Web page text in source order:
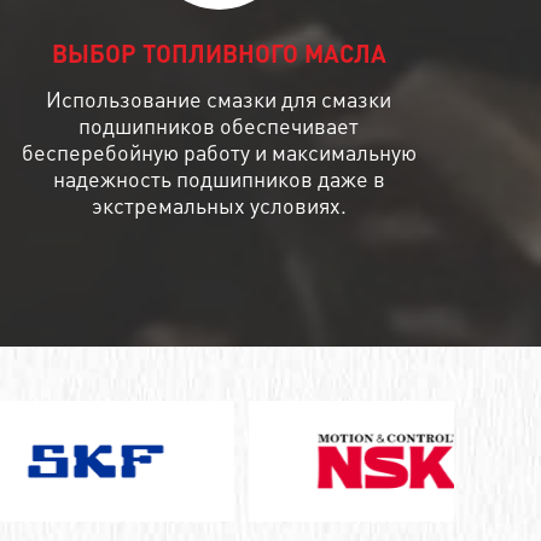
ВЫБОР ТОПЛИВНОГО МАСЛА
Использование смазки для смазки
подшипников обеспечивает
бесперебойную работу и максимальную
надежность подшипников даже в
экстремальных условиях.